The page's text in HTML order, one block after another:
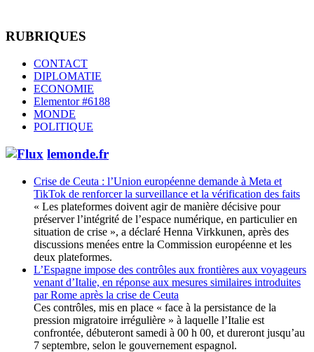
RUBRIQUES
CONTACT
DIPLOMATIE
ECONOMIE
Elementor #6188
MONDE
POLITIQUE
lemonde.fr
Crise de Ceuta : l’Union européenne demande à Meta et
TikTok de renforcer la surveillance et la vérification des faits
« Les plateformes doivent agir de manière décisive pour
préserver l’intégrité de l’espace numérique, en particulier en
situation de crise », a déclaré Henna Virkkunen, après des
discussions menées entre la Commission européenne et les
deux plateformes.
L’Espagne impose des contrôles aux frontières aux voyageurs
venant d’Italie, en réponse aux mesures similaires introduites
par Rome après la crise de Ceuta
Ces contrôles, mis en place « face à la persistance de la
pression migratoire irrégulière » à laquelle l’Italie est
confrontée, débuteront samedi à 00 h 00, et dureront jusqu’au
7 septembre, selon le gouvernement espagnol.